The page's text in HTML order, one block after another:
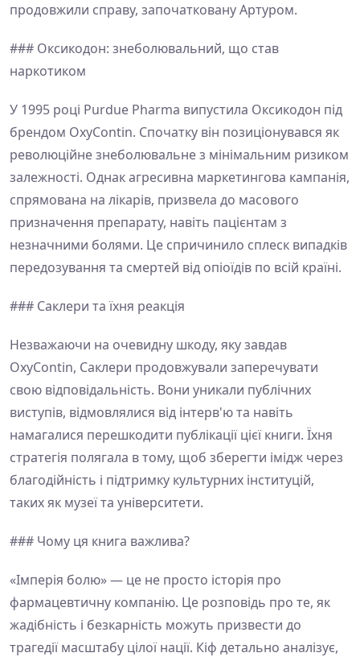
продовжили справу, започатковану Артуром.
### Оксикодон: знеболювальний, що став
наркотиком
У 1995 році Purdue Pharma випустила Оксикодон під
брендом OxyContin. Спочатку він позиціонувався як
революційне знеболювальне з мінімальним ризиком
залежності. Однак агресивна маркетингова кампанія,
спрямована на лікарів, призвела до масового
призначення препарату, навіть пацієнтам з
незначними болями. Це спричинило сплеск випадків
передозування та смертей від опіоїдів по всій країні.
### Саклери та їхня реакція
Незважаючи на очевидну шкоду, яку завдав
OxyContin, Саклери продовжували заперечувати
свою відповідальність. Вони уникали публічних
виступів, відмовлялися від інтерв'ю та навіть
намагалися перешкодити публікації цієї книги. Їхня
стратегія полягала в тому, щоб зберегти імідж через
благодійність і підтримку культурних інституцій,
таких як музеї та університети.
### Чому ця книга важлива?
«Імперія болю» — це не просто історія про
фармацевтичну компанію. Це розповідь про те, як
жадібність і безкарність можуть призвести до
трагедії масштабу цілої нації. Кіф детально аналізує,